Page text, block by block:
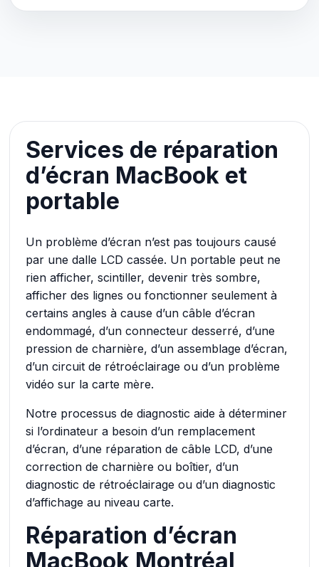
Services de réparation
d’écran MacBook et
portable
Un problème d’écran n’est pas toujours causé
par une dalle LCD cassée. Un portable peut ne
rien afficher, scintiller, devenir très sombre,
afficher des lignes ou fonctionner seulement à
certains angles à cause d’un câble d’écran
endommagé, d’un connecteur desserré, d’une
pression de charnière, d’un assemblage d’écran,
d’un circuit de rétroéclairage ou d’un problème
vidéo sur la carte mère.
Notre processus de diagnostic aide à déterminer
si l’ordinateur a besoin d’un remplacement
d’écran, d’une réparation de câble LCD, d’une
correction de charnière ou boîtier, d’un
diagnostic de rétroéclairage ou d’un diagnostic
d’affichage au niveau carte.
Réparation d’écran
MacBook Montréal